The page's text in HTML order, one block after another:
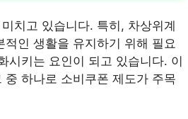
치고 있습니다. 특히, 차상위계
인 생활을 유지하기 위해 필요
시키는 요인이 되고 있습니다. 이
하나로 소비쿠폰 제도가 주목